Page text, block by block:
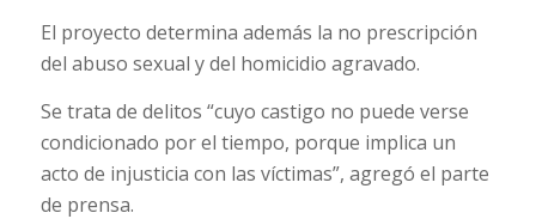
El proyecto determina además la no prescripción
del abuso sexual y del homicidio agravado.
Se trata de delitos “cuyo castigo no puede verse
condicionado por el tiempo, porque implica un
acto de injusticia con las víctimas”, agregó el parte
de prensa.